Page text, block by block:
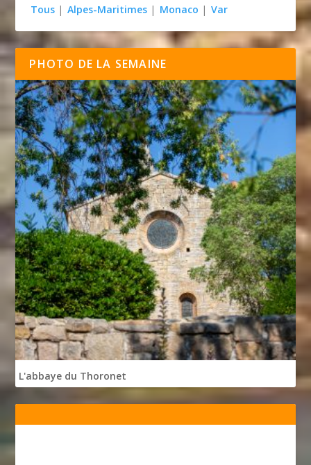
Tous | Alpes-Maritimes | Monaco | Var
PHOTO DE LA SEMAINE
L'abbaye du Thoronet